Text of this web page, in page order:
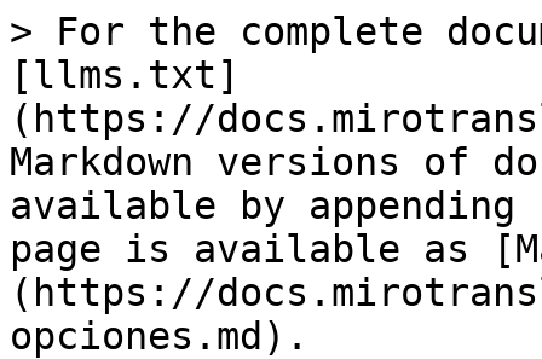
> For the complete
[llms.txt]
(https://
Markdown versions of
available by
page is available as
(https://
opciones.md).